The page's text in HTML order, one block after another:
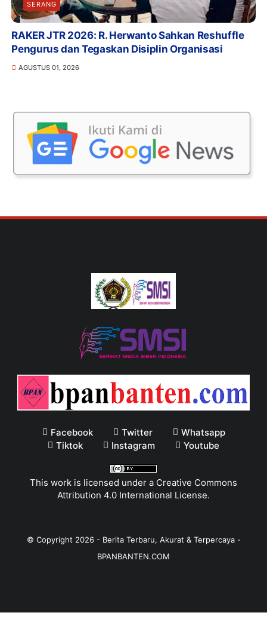
SERANG
RAKER JTR 2026: R. Herwanto Sahkan Reshuffle
Pengurus dan Tegaskan Disiplin Organisasi
AGUSTUS 01, 2026
Facebook Twitter
Whatsapp
Tiktok
Instagram Youtube
This work is licensed under a Creative Commons
Attribution 4.0 International License.
© Copyright 2026- Berita Terbaru, Akurat & Terpercaya -
BPANBANTEN.COM